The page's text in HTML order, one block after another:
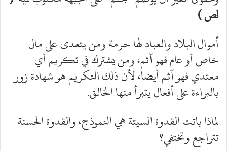
لص )
أموال البلاد والعباد لها حرمة ومن يتعدى على مال
خاص أو عام فهو آثم، ومن يشترك في تكريم أي
معتدي فهو آثم أيضا، لأن ذلك التكريم هو شهادة زور
بالبراءة على أفعال يتبرأ منها الخالق.
لماذا باتت القدوة السيئة هي النموذج، والقدوة الحسنة
تتراجع وتختفي؟